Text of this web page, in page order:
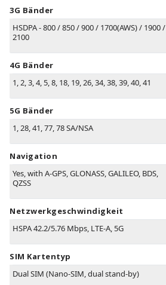
3G Bänder
HSDPA - 800 / 850 / 900 / 1700(AWS) / 1900 /
2100
4G Bänder
1, 2, 3, 4, 5, 8, 18, 19, 26, 34, 38, 39, 40, 41
5G Bänder
1, 28, 41, 77, 78 SA/NSA
Navigation
Yes, with A-GPS, GLONASS, GALILEO, BDS,
QZSS
Netzwerkgeschwindigkeit
HSPA 42.2/5.76 Mbps, LTE-A, 5G
SIM Kartentyp
Dual SIM (Nano-SIM, dual stand-by)